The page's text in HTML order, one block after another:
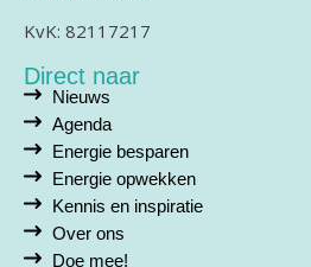
KvK: 82117217
Direct naar
Nieuws
Agenda
Energie besparen
Energie opwekken
Kennis en inspiratie
Over ons
Doe mee!